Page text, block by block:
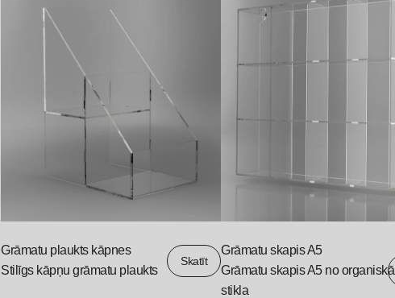
Grāmatu plaukts kāpnes
Stilīgs kāpņu grāmatu plaukts
Skatīt
Grāmatu skapis A5
Grāmatu skapis A5 no organiskā
stikla